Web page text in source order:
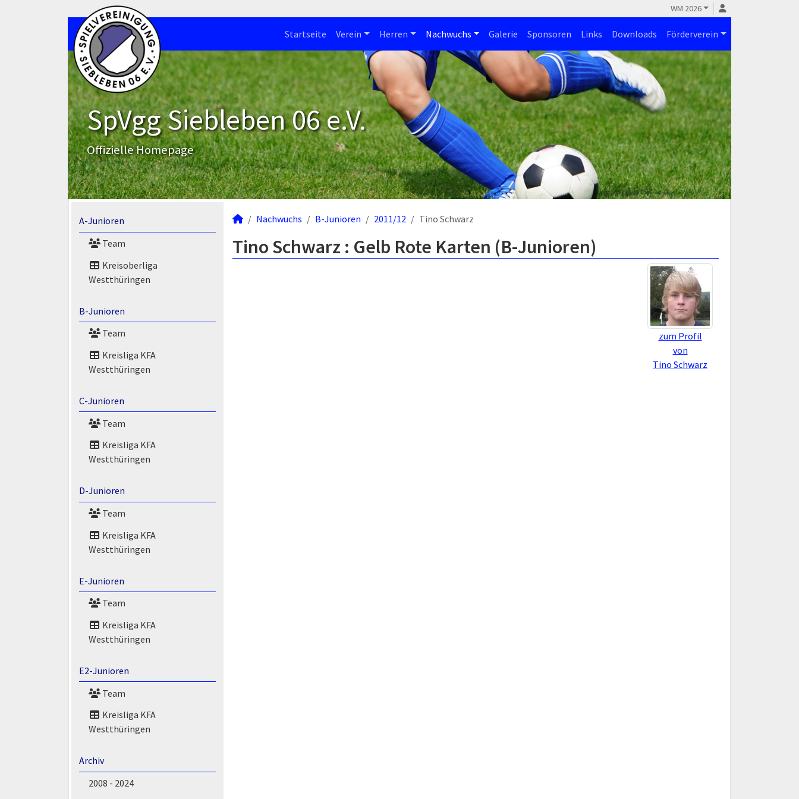
WM 2026
Startseite Verein Herren Nachwuchs Galerie Sponsoren Links Downloads Förderverein
SpVgg Siebleben 06 e.V.
Offizielle Homepage
A-Junioren
Team
Kreisoberliga
Westthüringen
B-Junioren
Team
Kreisliga KFA
Westthüringen
C-Junioren
Team
Kreisliga KFA
Westthüringen
D-Junioren
Team
Kreisliga KFA
Westthüringen
E-Junioren
Team
Kreisliga KFA
Westthüringen
E2-Junioren
Team
Kreisliga KFA
Westthüringen
Archiv
2008 - 2024
Nachwuchs B-Junioren 2011/12 Tino Schwarz
Tino Schwarz : Gelb Rote Karten (B-Junioren)
zum Profil
von
Tino Schwarz